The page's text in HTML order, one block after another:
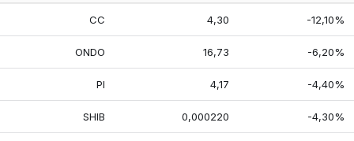
CC 4,30 -12,10%
ONDO 16,73 -6,20%
PI 4,17 -4,40%
SHIB 0,000220 -4,30%